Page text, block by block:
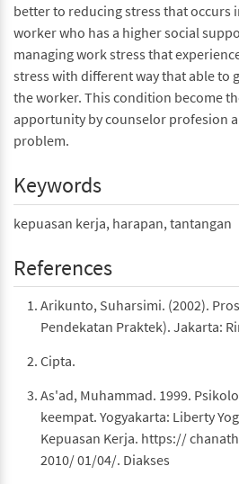
better to reducing stress that occurs
worker who has a higher social
managing work stress that
stress with different way that able to
the worker. This condition become
apportunity by counselor profesion
problem.
Keywords
kepuasan kerja, harapan, tantangan
References
Arikunto, Suharsimi. (2002).
Pendekatan Praktek). Jakarta:
Cipta.
As'ad, Muhammad. 1999.
keempat. Yogyakarta: Liberty
Kepuasan Kerja. https://
2010/ 01/04/. Diakses